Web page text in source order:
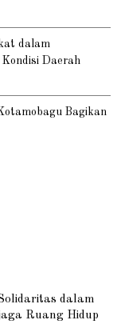
dalam
Daerah
Bagikan
dalam
Ruang Hidup